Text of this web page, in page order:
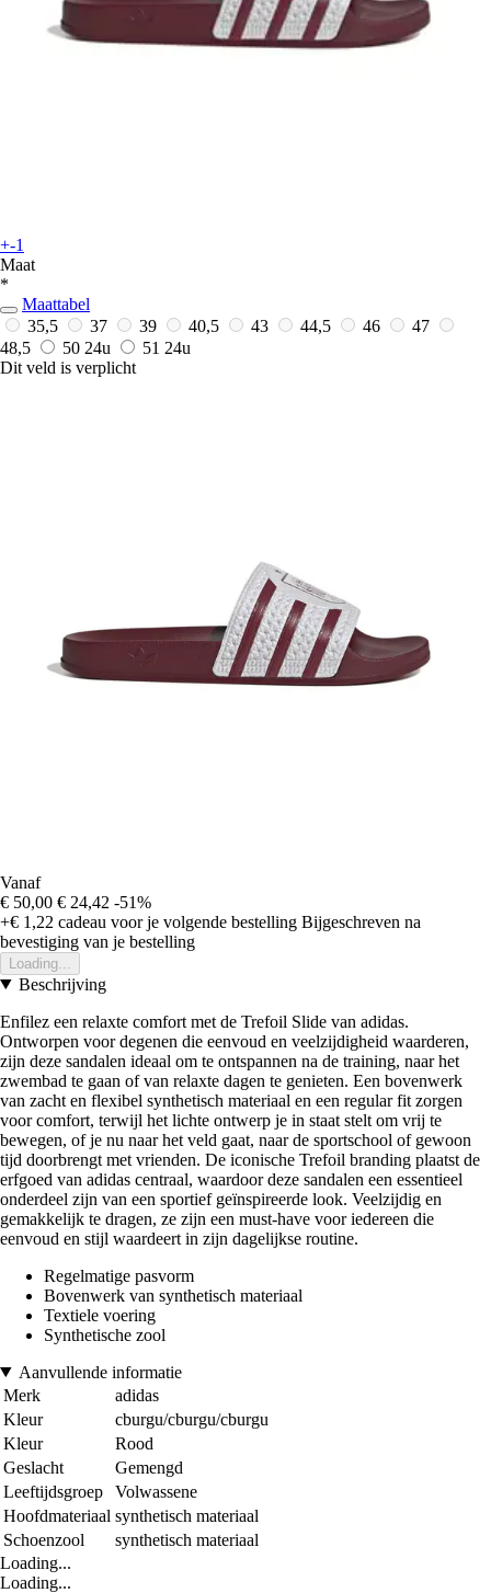
+-1
Maat
*
Maattabel
35,5
37 39 40,5 43 44,5 46
47
48,5
50 24u 51 24u
Dit veld is verplicht
Vanaf
€ 50,00 € 24,42 -51%
+€ 1,22 cadeau voor je volgende bestelling Bijgeschreven na
bevestiging van je bestelling
Loading...
Beschrijving
Enfilez een relaxte comfort met de Trefoil Slide van adidas.
Ontworpen voor degenen die eenvoud en veelzijdigheid waarderen,
zijn deze sandalen ideaal om te ontspannen na de training, naar het
zwembad te gaan of van relaxte dagen te genieten. Een bovenwerk
van zacht en flexibel synthetisch materiaal en een regular fit zorgen
voor comfort, terwijl het lichte ontwerp je in staat stelt om vrij te
bewegen, of je nu naar het veld gaat, naar de sportschool of gewoon
tijd doorbrengt met vrienden. De iconische Trefoil branding plaatst de
erfgoed van adidas centraal, waardoor deze sandalen een essentieel
onderdeel zijn van een sportief geïnspireerde look. Veelzijdig en
gemakkelijk te dragen, ze zijn een must-have voor iedereen die
eenvoud en stijl waardeert in zijn dagelijkse routine.
Regelmatige pasvorm
Bovenwerk van synthetisch materiaal
Textiele voering
Synthetische zool
Aanvullende informatie
Merk
adidas
Kleur
cburgu/cburgu/cburgu
Kleur
Rood
Geslacht
Gemengd
Leeftijdsgroep
Volwassene
Hoofdmateriaal synthetisch materiaal
Schoenzool
synthetisch materiaal
Loading...
Loading...